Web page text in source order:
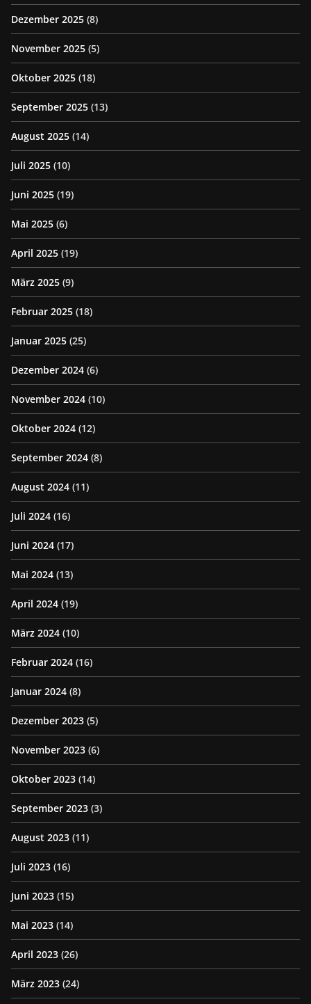
Dezember 2025 (8)
November 2025 (5)
Oktober 2025 (18)
September 2025 (13)
August 2025 (14)
Juli 2025 (10)
Juni 2025 (19)
Mai 2025 (6)
April 2025 (19)
März 2025 (9)
Februar 2025 (18)
Januar 2025 (25)
Dezember 2024 (6)
November 2024 (10)
Oktober 2024 (12)
September 2024 (8)
August 2024 (11)
Juli 2024 (16)
Juni 2024 (17)
Mai 2024 (13)
April 2024 (19)
März 2024 (10)
Februar 2024 (16)
Januar 2024 (8)
Dezember 2023 (5)
November 2023 (6)
Oktober 2023 (14)
September 2023 (3)
August 2023 (11)
Juli 2023 (16)
Juni 2023 (15)
Mai 2023 (14)
April 2023 (26)
März 2023 (24)